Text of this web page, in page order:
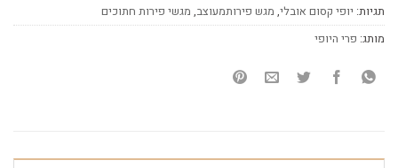
תגיות: יופי קסום אובלי, מגש פירותמעוצב, מגשי פירות חתוכים
מותג: פרי היופי